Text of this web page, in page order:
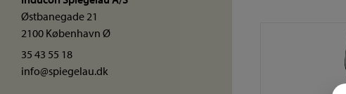
Østbanegade 21
2100 København Ø
35 43 55 18
info@spiegelau.dk